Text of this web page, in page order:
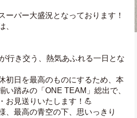
ーパー大盛況となっております！
、
行き交う、熱気あふれる一日とな
初日を最高のものにするため、本
い踏みの「ONE TEAM」総出で、
お見送りいたします！💪
、最高の青空の下、思いっきり